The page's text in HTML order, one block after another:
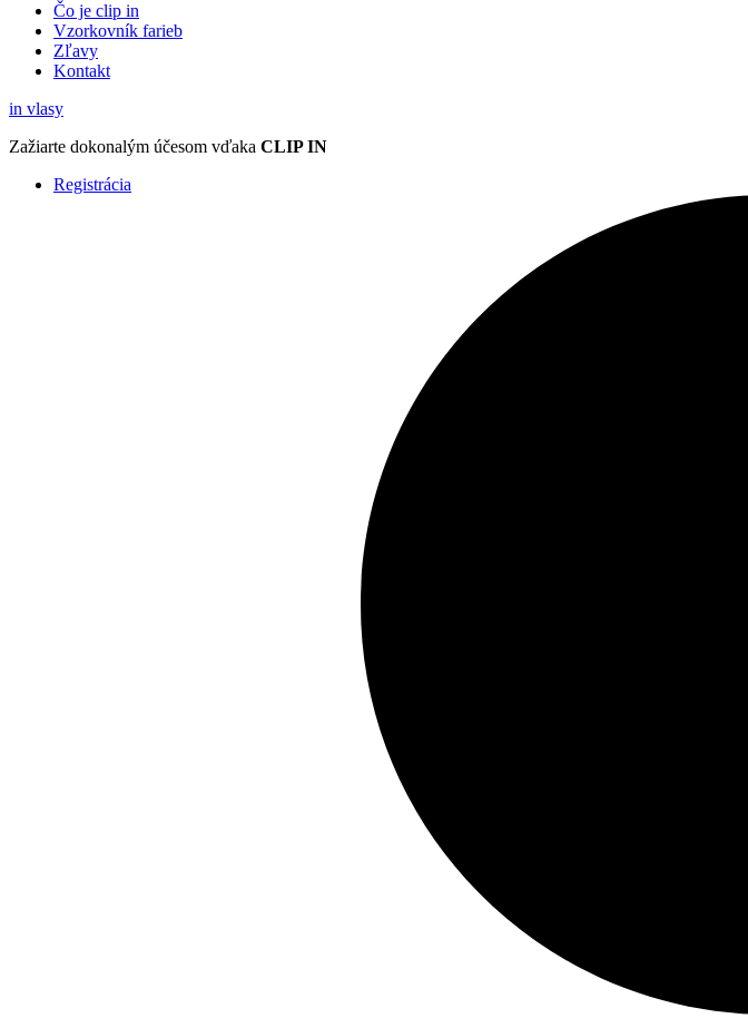
Čo je clip in
Vzorkovník farieb
Zľavy
Kontakt
in vlasy
Zažiarte dokonalým účesom vďaka CLIP IN
Registrácia